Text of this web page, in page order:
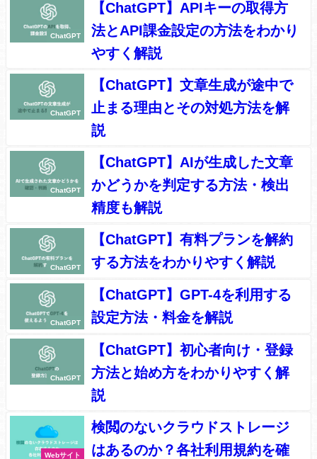
ChatGPT
【ChatGPT】APIキーの取得方
法とAPI課金設定の方法をわかり
やすく解説
ChatGPT
【ChatGPT】文章生成が途中で
止まる理由とその対処方法を解
説
ChatGPT
【ChatGPT】AIが生成した文章
かどうかを判定する方法・検出
精度も解説
ChatGPT
【ChatGPT】有料プランを解約
する方法をわかりやすく解説
ChatGPT
【ChatGPT】GPT-4を利用する
設定方法・料金を解説
ChatGPT
【ChatGPT】初心者向け・登録
方法と始め方をわかりやすく解
説
Webサイト
検閲のないクラウドストレージ
はあるのか？各社利用規約を確